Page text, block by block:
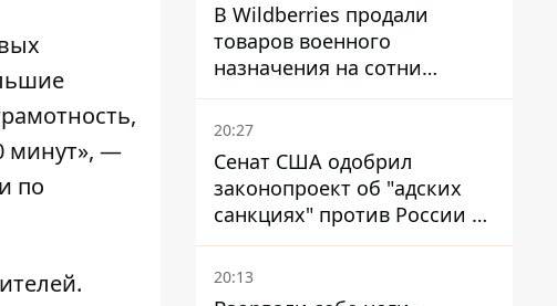
минут», —
по
.
В Wildberries продали
товаров военного
назначения на сотни
миллионов, но удары ВСУ
изменили ситуацию
20:27
Сенат США одобрил
законопроект об "адских
санкциях" против России и
Ирана
20:13